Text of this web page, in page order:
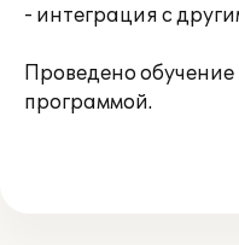
- интеграция с
Проведено обучение
программой.